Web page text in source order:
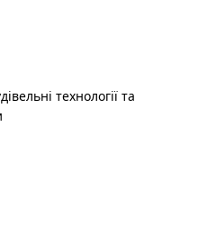
технології та